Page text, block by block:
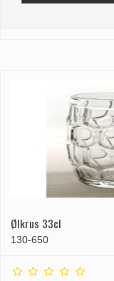
Ølkrus 33cl
130-650